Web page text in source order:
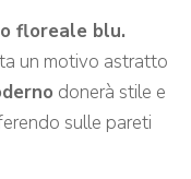
floreale blu.
un motivo astratto
donerà stile e
sulle pareti